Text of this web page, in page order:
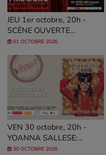
JEU 1er octobre, 20h -
SCÈNE OUVERTE
FRIBOURG, by PSU
01 OCTOBRE 2026
VEN 30 octobre, 20h -
YOANNA SALLESE:
«Conviction molle»
30 OCTOBRE 2026